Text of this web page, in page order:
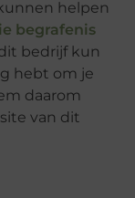
helpen
begrafenis
bedrijf kun
hebt om je
daarom
van dit